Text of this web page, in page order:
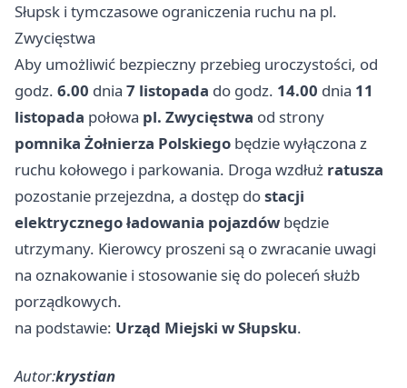
Słupsk i tymczasowe ograniczenia ruchu na pl.
Zwycięstwa
Aby umożliwić bezpieczny przebieg uroczystości, od
godz. 6.00 dnia 7 listopada do godz. 14.00 dnia 11
listopada połowa pl. Zwycięstwa od strony
pomnika Żołnierza Polskiego będzie wyłączona z
ruchu kołowego i parkowania. Droga wzdłuż ratusza
pozostanie przejezdna, a dostęp dostacji
elektrycznego ładowania pojazdów będzie
utrzymany. Kierowcy proszeni są o zwracanie uwagi
na oznakowanie i stosowanie się do poleceń służb
porządkowych.
na podstawie: Urząd Miejski w Słupsku.
Autor:krystian